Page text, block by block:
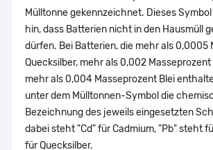
Mülltonne gekennzeichnet. Dieses
hin, dass Batterien nicht in den Hausmüll
dürfen. Bei Batterien, die mehr als 0,0005
Quecksilber, mehr als 0,002
mehr als 0,004 Masseprozent Blei
unter dem Mülltonnen-Symbol die
Bezeichnung des jeweils eingesetzten
dabei steht "Cd" für Cadmium, "Pb" steht
für Quecksilber.